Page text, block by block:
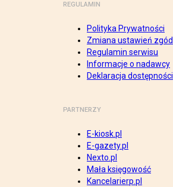
REGULAMIN
Polityka Prywatności
Zmiana ustawień zgód
Regulamin serwisu
Informacje o nadawcy
Deklaracja dostępności
PARTNERZY
E-kiosk.pl
E-gazety.pl
Nexto.pl
Mała księgowość
Kancelarierp.pl